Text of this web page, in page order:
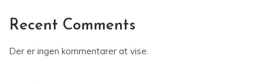
Recent Comments
Der er ingen kommentarer at vise.